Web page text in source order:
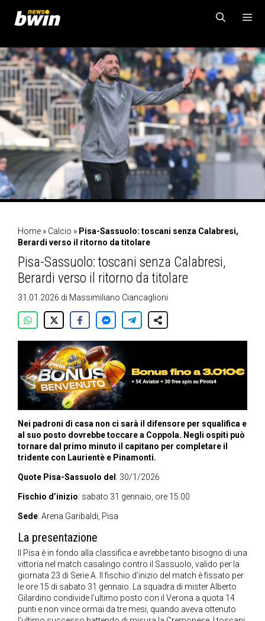
contenuto
MENU
Home » Calcio » Pisa-Sassuolo: toscani senza Calabresi,
Berardi verso il ritorno da titolare
Pisa-Sassuolo: toscani senza Calabresi,
Berardi verso il ritorno da titolare
31.01.2026 di Massimiliano Ciancaglioni
Nei padroni di casa non ci sarà il difensore per squalifica e
al suo posto dovrebbe toccare a Coppola. Negli ospiti può
tornare dal primo minuto il capitano per completare il
tridente con Laurientè e Pinamonti.
Quote Pisa-Sassuolo del : 30/1/2026
Fischio d’inizio: sabato 31 gennaio, ore 15.00
Sede: Arena Garibaldi, Pisa
La presentazione
Il Pisa è in fondo alla classifica e avrebbe tanto bisogno di una
vittoria nel match casalingo contro il Sassuolo, valido per la
giornata 23 di Serie A. Il fischio d’inizio del match è fissato per
le ore 15 di sabato 31 gennaio. La squadra di mister Alberto
Gilardino condivide l’ultimo posto con il Verona a quota 14
punti e non vince ormai da tre mesi, quando aveva ottenuto